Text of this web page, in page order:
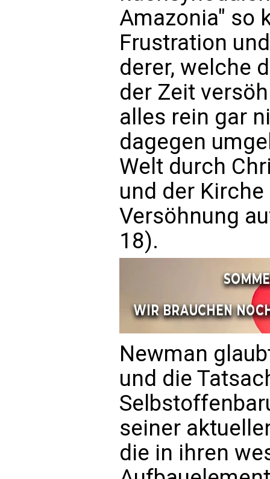
Amazonia" so
Frustration
derer, welche
der Zeit
alles rein gar
dagegen
Welt durch
und der
Versöhnung
18).
Newman
und die
seiner
die in ihren